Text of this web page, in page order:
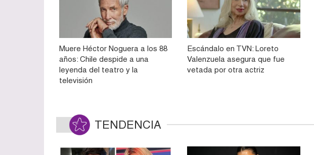
Muere Héctor Noguera a los 88
años: Chile despide a una
leyenda del teatro y la
televisión
Escándalo en TVN: Loreto
Valenzuela asegura que fue
vetada por otra actriz
TENDENCIA